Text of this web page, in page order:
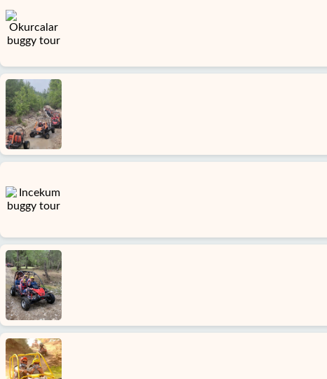
Startseite
Konakli
Alanya
Dörfer
Google
Über
uns
Dienste
Haftung